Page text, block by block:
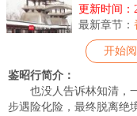
更新时间：
最新章节：
开始
鉴昭行简介：
也没人告诉林知清，
步遇险化险，最终脱离绝